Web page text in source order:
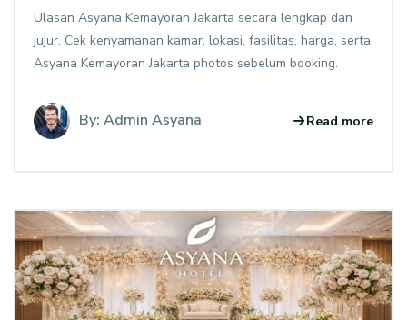
Ulasan Asyana Kemayoran Jakarta secara lengkap dan
jujur. Cek kenyamanan kamar, lokasi, fasilitas, harga, serta
Asyana Kemayoran Jakarta photos sebelum booking.
By: Admin Asyana Read more